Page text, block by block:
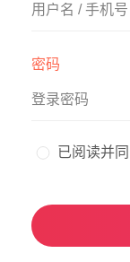
用户名 / 手机
密码
登录密码
已阅读并